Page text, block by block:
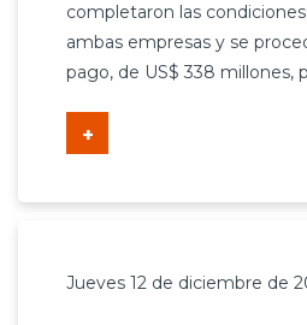
completaron las
ambas empresas y se
pago, de US$ 338 millones,
+
Jueves 12 de diciembre de